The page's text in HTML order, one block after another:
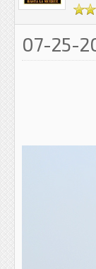
07-25-